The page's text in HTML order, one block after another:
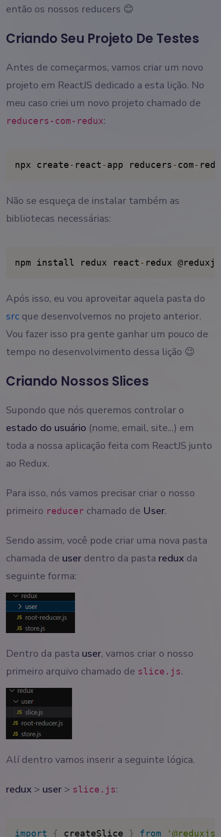
então os nossos reducers 😊
Criando Seu Projeto De Testes
Antes de começarmos, vamos criar um novo
projeto em ReactJS dedicado a esta lição. No
meu caso criei um novo projeto chamado de
reducers-com-redux:
npx create- react -app reducers -com-
Não se esqueça de instalar também as
bibliotecas necessárias:
npm install redux react - redux @reduxjs
Após isso, eu vou aproveitar aquela pasta do
src que desenvolvemos no projeto anterior.
Vou fazer isso pra gente ganhar um pouco de
tempo no desenvolvimento dessa lição 😉
Criando Nossos Slices
Supondo que nós queremos controlar o
estado do usuário (nome, email, site...) em
toda a nossa aplicação feita com ReactJS junto
ao Redux.
Para isso, nós vamos precisar criar o nosso
primeiro reducer chamado de User.
Sendo assim, você pode criar uma nova pasta
chamada de user dentro da pasta redux da
seguinte forma:
Dentro da pasta user, vamos criar o nosso
primeiro arquivo chamado de slice.js.
Alí dentro vamos inserir a seguinte lógica.
redux > user > slice.js:
import { createSlice } from